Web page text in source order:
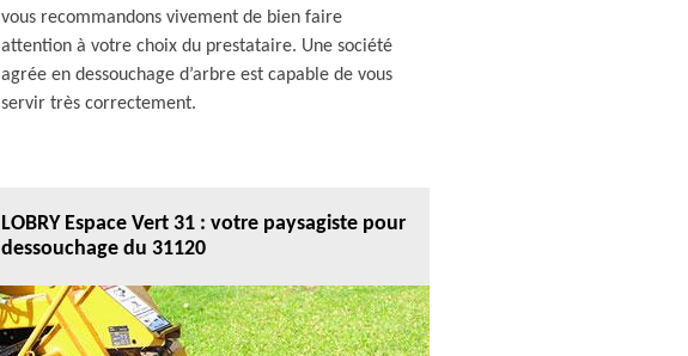
vous recommandons vivement de bien faire
attention à votre choix du prestataire. Une société
agrée en dessouchage d’arbre est capable de vous
servir très correctement.
LOBRY Espace Vert 31 : votre paysagiste pour
dessouchage du 31120